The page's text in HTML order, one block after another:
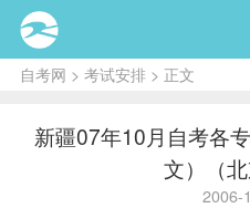
自考网 > 考试安排 > 正文
新疆07年10月自考各
文）（北
2006-